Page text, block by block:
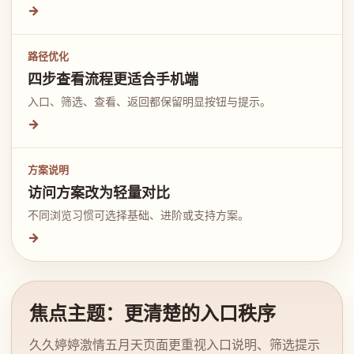
→
路径优化
四步查看流程更适合手机端
入口、筛选、查看、返回都保留明显按钮与提示。
→
方案说明
访问方案改为轻量对比
不同浏览习惯可选择基础、进阶或支持方案。
→
焦点主题：更清楚的入口秩序
久久婷婷激情五月天页面更重视入口说明、筛选提示